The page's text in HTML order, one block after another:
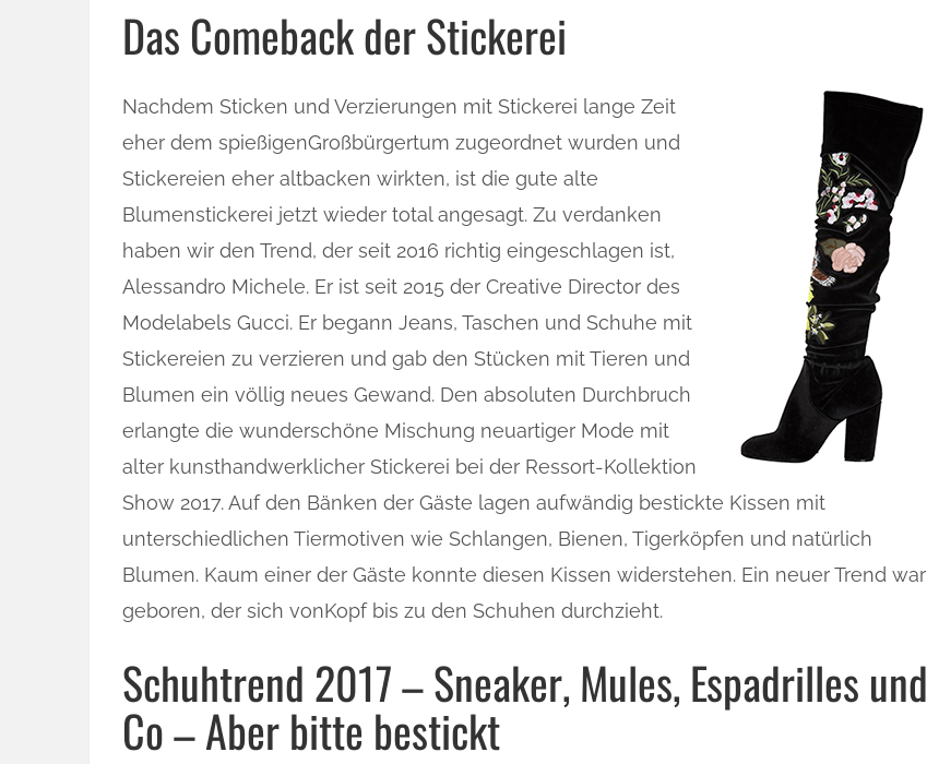
Das Comeback der Stickerei
Nachdem Sticken und Verzierungen mit Stickerei lange Zeit
eher dem spießigenGroßbürgertum zugeordnet wurden und
Stickereien eher altbacken wirkten, ist die gute alte
Blumenstickerei jetzt wieder total angesagt. Zu verdanken
haben wir den Trend, der seit 2016 richtig eingeschlagen ist,
Alessandro Michele. Er ist seit 2015 der Creative Director des
Modelabels Gucci. Er begann Jeans, Taschen und Schuhe mit
Stickereien zu verzieren und gab den Stücken mit Tieren und
Blumen ein völlig neues Gewand. Den absoluten Durchbruch
erlangte die wunderschöne Mischung neuartiger Mode mit
alter kunsthandwerklicher Stickerei bei der Ressort-Kollektion
Show 2017. Auf den Bänken der Gäste lagen aufwändig bestickte Kissen mit
unterschiedlichen Tiermotiven wie Schlangen, Bienen, Tigerköpfen und natürlich
Blumen. Kaum einer der Gäste konnte diesen Kissen widerstehen. Ein neuer Trend war
geboren, der sich vonKopf bis zu den Schuhen durchzieht.
Schuhtrend 2017 – Sneaker, Mules, Espadrilles und
Co – Aber bitte bestickt